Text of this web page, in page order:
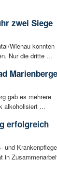
zwei Siege
Wienau konnten
Nur die dritte ...
gab es mehrere
alkoholisiert ...
erfolgreich
und Krankenpflege
in